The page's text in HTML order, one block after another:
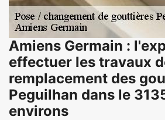
Amiens Germain :
effectuer les travaux
remplacement des
Peguilhan dans le
environs